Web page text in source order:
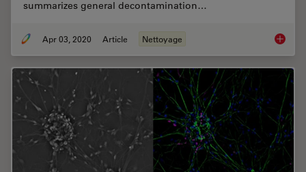
summarizes general decontamination…
Apr 03, 2020 Article Nettoyage How to